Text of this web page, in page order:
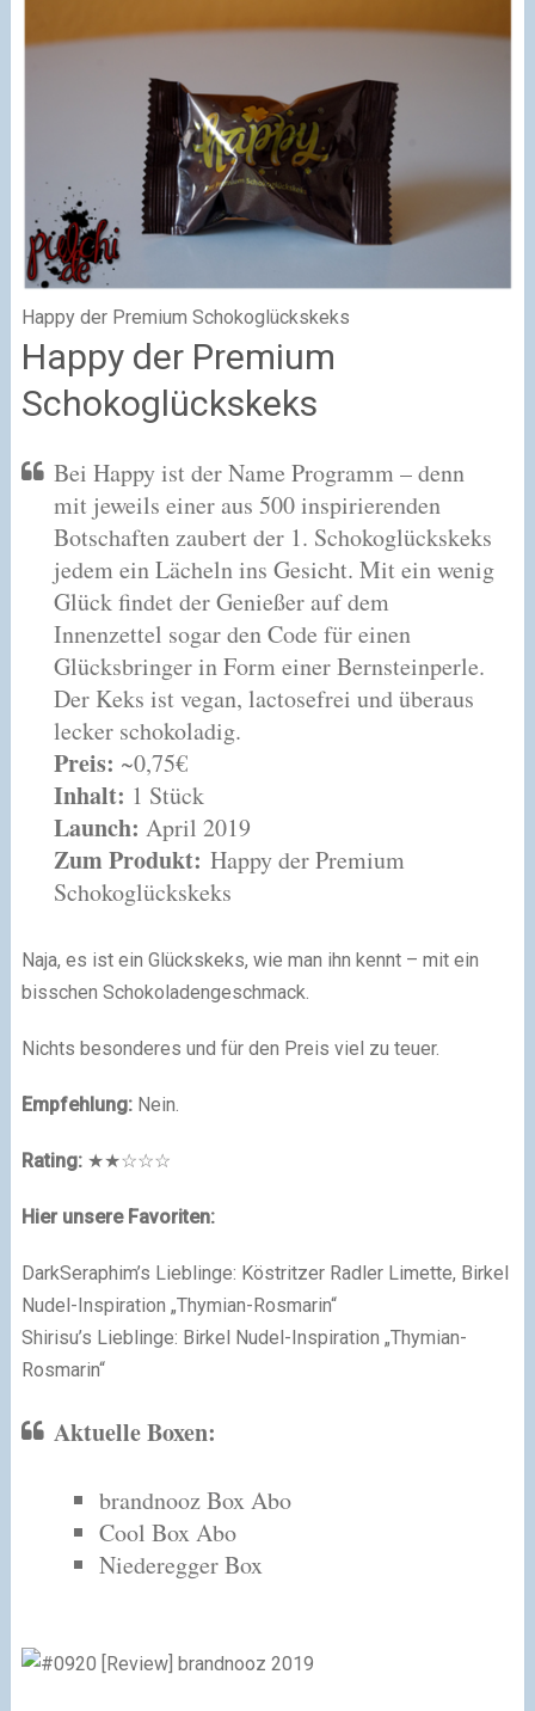
Happy der Premium Schokoglückskeks
Happy der Premium
Schokoglückskeks
Bei Happy ist der Name Programm – denn
mit jeweils einer aus 500 inspirierenden
Botschaften zaubert der 1. Schokoglückskeks
jedem ein Lächeln ins Gesicht. Mit ein wenig
Glück findet der Genießer auf dem
Innenzettel sogar den Code für einen
Glücksbringer in Form einer Bernsteinperle.
Der Keks ist vegan, lactosefrei und überaus
lecker schokoladig.
Preis: ~0,75€
Inhalt: 1 Stück
Launch: April 2019
Zum Produkt: Happy der Premium
Schokoglückskeks
Naja, es ist ein Glückskeks, wie man ihn kennt – mit ein
bisschen Schokoladengeschmack.
Nichts besonderes und für den Preis viel zu teuer.
Empfehlung:Nein.
Rating:★★☆☆☆
Hier unsere Favoriten:
DarkSeraphim’s Lieblinge: Köstritzer Radler Limette, Birkel
Nudel-Inspiration „Thymian-Rosmarin“
Shirisu’s Lieblinge: Birkel Nudel-Inspiration „Thymian-
Rosmarin“
Aktuelle Boxen:
brandnooz Box Abo
Cool Box Abo
Niederegger Box